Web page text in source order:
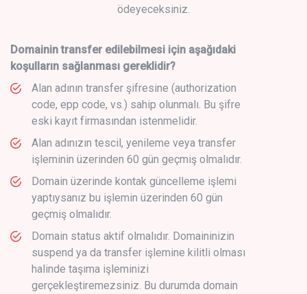
ödeyeceksiniz.
Domainin transfer edilebilmesi için aşağıdaki
koşulların sağlanması gereklidir?
Alan adının transfer şifresine (authorization
code, epp code, vs.) sahip olunmalı. Bu şifre
eski kayıt firmasından istenmelidir.
Alan adınızın tescil, yenileme veya transfer
işleminin üzerinden 60 gün geçmiş olmalıdır.
Domain üzerinde kontak güncelleme işlemi
yaptıysanız bu işlemin üzerinden 60 gün
geçmiş olmalıdır.
Domain status aktif olmalıdır. Domaininizin
suspend ya da transfer işlemine kilitli olması
halinde taşıma işleminizi
gerçekleştiremezsiniz. Bu durumda domain